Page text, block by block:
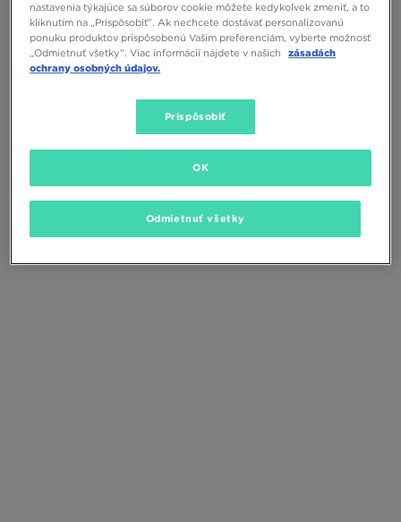
Žiadne produkty na zobrazenie
Zmeňte kritériá vyhľadávania alebo
odstráňte vybrané filtre
nastavenia týkajúce sa súborov cookie môžete kedykoľvek zmeniť, a to
kliknutím na „Prispôsobiť”. Ak nechcete dostávať personalizovanú
ponuku produktov prispôsobenú Vašim preferenciám, vyberte možnosť
„Odmietnuť všetky”. Viac informácií nájdete v našich
zásadách
ochrany osobných údajov.
Prispôsobiť
Odmietnuť všetky
OK